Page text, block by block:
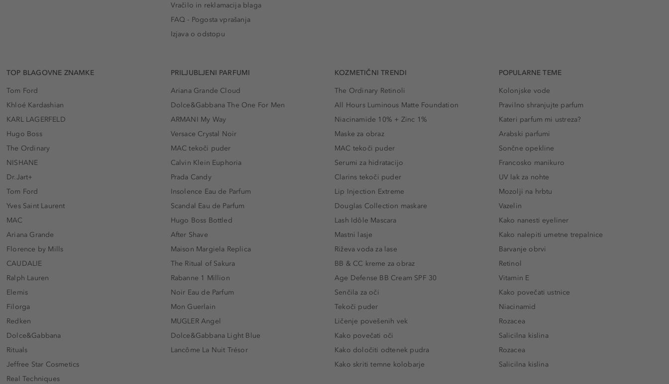
Vračilo in reklamacija blaga
FAQ - Pogosta vprašanja
Izjava o odstopu
TOP BLAGOVNE ZNAMKE
Tom Ford
Khloé Kardashian
KARL LAGERFELD
Hugo Boss
The Ordinary
NISHANE
Dr.Jart+
Tom Ford
Yves Saint Laurent
MAC
Ariana Grande
Florence by Mills
CAUDALIE
Ralph Lauren
Elemis
Filorga
Redken
Dolce&Gabbana
Rituals
Jeffree Star Cosmetics
Real Techniques
PRILJUBLJENI PARFUMI
Ariana Grande Cloud
Dolce&Gabbana The One For Men
ARMANI My Way
Versace Crystal Noir
MAC tekoči puder
Calvin Klein Euphoria
Prada Candy
Insolence Eau de Parfum
Scandal Eau de Parfum
Hugo Boss Bottled
After Shave
Maison Margiela Replica
The Ritual of Sakura
Rabanne 1 Million
Noir Eau de Parfum
Mon Guerlain
MUGLER Angel
Dolce&Gabbana Light Blue
Lancôme La Nuit Trésor
KOZMETIČNI TRENDI
The Ordinary Retinoli
All Hours Luminous Matte Foundation
Niacinamide 10% + Zinc 1%
Maske za obraz
MAC tekoči puder
Serumi za hidratacijo
Clarins tekoči puder
Lip Injection Extreme
Douglas Collection maskare
Lash Idôle Mascara
Mastni lasje
Riževa voda za lase
BB & CC kreme za obraz
Age Defense BB Cream SPF 30
Senčila za oči
Tekoči puder
Ličenje povešenih vek
Kako povečati oči
Kako določiti odtenek pudra
Kako skriti temne kolobarje
POPULARNE TEME
Kolonjske vode
Pravilno shranjujte parfum
Kateri parfum mi ustreza?
Arabski parfumi
Sončne opekline
Francosko manikuro
UV lak za nohte
Mozolji na hrbtu
Vazelin
Kako nanesti eyeliner
Kako nalepiti umetne trepalnice
Barvanje obrvi
Retinol
Vitamin E
Kako povečati ustnice
Niacinamid
Rozacea
Salicilna kislina
Rozacea
Salicilna kislina